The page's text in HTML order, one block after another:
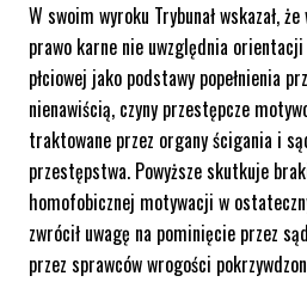
W swoim wyroku Trybunał wskazał,
prawo karne nie uwzględnia
płciowej jako podstawy popełnienia
nienawiścią, czyny przestępcze
traktowane przez organy ścigania i
przestępstwa. Powyższe skutkuje
homofobicznej motywacji w
zwrócił uwagę na pominięcie przez
przez sprawców wrogości